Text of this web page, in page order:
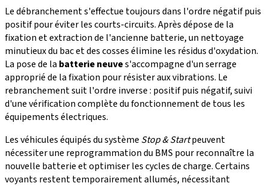
Le débranchement s'effectue toujours dans l'ordre négatif puis
positif pour éviter les courts-circuits. Après dépose de la
fixation et extraction de l'ancienne batterie, un nettoyage
minutieux du bac et des cosses élimine les résidus d'oxydation.
La pose de la batterie neuves'accompagne d'un serrage
approprié de la fixation pour résister aux vibrations. Le
rebranchement suit l'ordre inverse : positif puis négatif, suivi
d'une vérification complète du fonctionnement de tous les
équipements électriques.
Les véhicules équipés du système Stop & Startpeuvent
nécessiter une reprogrammation du BMS pour reconnaître la
nouvelle batterie et optimiser les cycles de charge. Certains
voyants restent temporairement allumés, nécessitant